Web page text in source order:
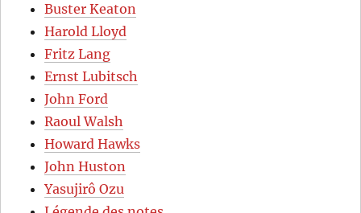
Buster Keaton
Harold Lloyd
Fritz Lang
Ernst Lubitsch
John Ford
Raoul Walsh
Howard Hawks
John Huston
Yasujirô Ozu